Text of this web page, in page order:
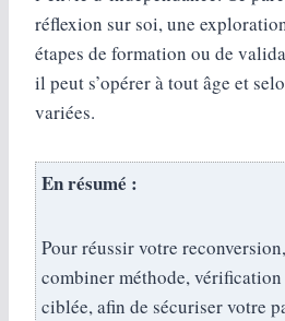
réflexion sur soi, une
étapes de formation ou de
il peut s’opérer à tout âge et
variées.
En résumé :
Pour réussir votre
combiner méthode,
ciblée, afin de sécuriser votre